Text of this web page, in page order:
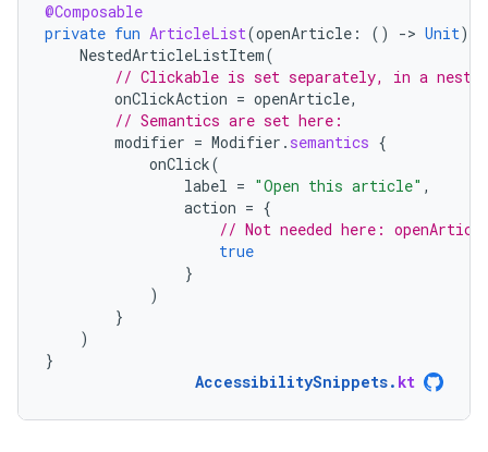
@Composable
private fun ArticleList(openArticle : () -> Unit)
NestedArticleListItem(
// Clickable is set separately, in a
onClickAction = openArticle,
// Semantics are set here:
modifier = Modifier . semantics {
onClick(
label = "Open this article" ,
action = {
// Not needed here:
true
}
)
}
)
}
AccessibilitySnippets. kt